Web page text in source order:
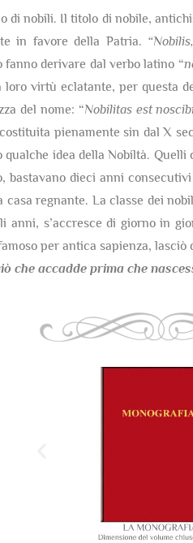
nobili. Il titolo di nobile,
in favore della Patria.
derivare dal verbo latino “
virtù eclatante, per questa
del nome: “Nobilitas est
pienamente sin dal X
idea della Nobiltà.
bastavano dieci anni
regnante. La classe dei
anni, s’accresce di giorno in
per antica sapienza, lasciò
che accadde prima che